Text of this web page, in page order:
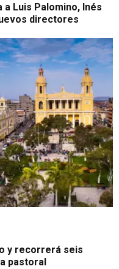
Luis Palomino, Inés
directores
y recorrerá seis
pastoral